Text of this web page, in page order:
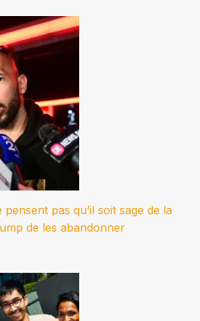
pas qu’il soit sage de la
de les abandonner